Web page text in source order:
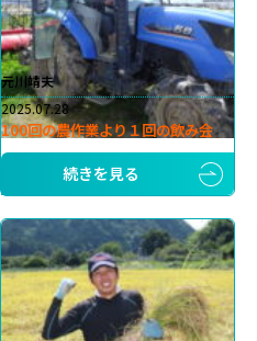
元川靖夫
2025.07.28
100回の農作業より１回の飲み会
続きを見る